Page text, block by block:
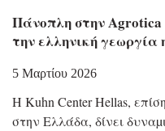
Πάνοπλη στην
την ελληνική γεωργία
5 Μαρτίου 2026
Η Kuhn Center Hellas,
στην Ελλάδα, δίνει